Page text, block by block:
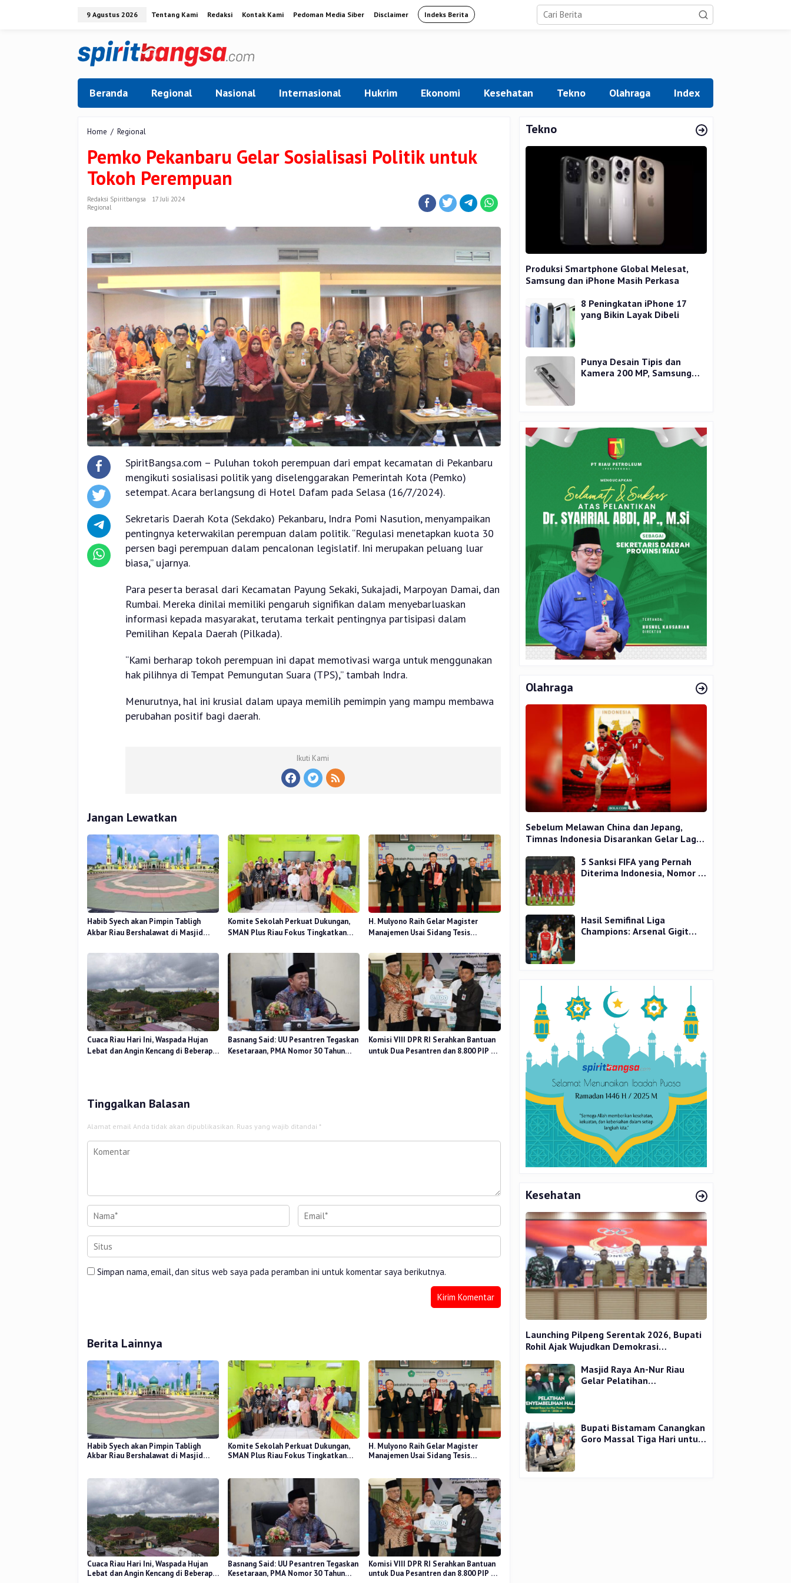
9 Agustus 2026 Tentang Kami Redaksi Kontak Kami Pedoman Media Siber Disclaimer Indeks Berita
Beranda Regional Nasional Internasional Hukrim Ekonomi Kesehatan Tekno Olahraga Index
Home / Regional
Gelar
Sosialisasi
Politik
untuk
Tokoh
Pemko Pekanbaru Gelar Sosialisasi Politik untuk
Tokoh Perempuan
Redaksi Spiritbangsa
17 Juli 2024
Regional
SpiritBangsa.com – Puluhan tokoh perempuan dari empat kecamatan di Pekanbaru
mengikuti sosialisasi politik yang diselenggarakan Pemerintah Kota (Pemko)
setempat. Acara berlangsung di Hotel Dafam pada Selasa (16/7/2024).
Sekretaris Daerah Kota (Sekdako) Pekanbaru, Indra Pomi Nasution, menyampaikan
pentingnya keterwakilan perempuan dalam politik. “Regulasi menetapkan kuota 30
persen bagi perempuan dalam pencalonan legislatif. Ini merupakan peluang luar
biasa,” ujarnya.
Para peserta berasal dari Kecamatan Payung Sekaki, Sukajadi, Marpoyan Damai, dan
Rumbai. Mereka dinilai memiliki pengaruh signifikan dalam menyebarluaskan
informasi kepada masyarakat, terutama terkait pentingnya partisipasi dalam
Pemilihan Kepala Daerah (Pilkada).
“Kami berharap tokoh perempuan ini dapat memotivasi warga untuk menggunakan
hak pilihnya di Tempat Pemungutan Suara (TPS),” tambah Indra.
Menurutnya, hal ini krusial dalam upaya memilih pemimpin yang mampu membawa
perubahan positif bagi daerah.
Ikuti Kami
Jangan Lewatkan
Habib Syech akan Pimpin Tabligh
Akbar Riau Bershalawat di Masjid
Komite Sekolah Perkuat Dukungan,
SMAN Plus Riau Fokus Tingkatkan
H. Mulyono Raih Gelar Magister
Manajemen Usai Sidang Tesis
Kerja
Cuaca Riau Hari Ini, Waspada Hujan
Lebat dan Angin Kencang di Beberapa
Basnang Said: UU Pesantren Tegaskan
Kesetaraan, PMA Nomor 30 Tahun
Komisi VIII DPR RI Serahkan Bantuan
untuk Dua Pesantren dan 8.800 PIP di
Tinggalkan Balasan
Alamat email Anda tidak akan dipublikasikan. Ruas yang wajib ditandai *
Simpan nama, email, dan situs web saya pada peramban ini untuk komentar saya berikutnya.
Berita Lainnya
Habib Syech akan Pimpin Tabligh
Akbar Riau Bershalawat di Masjid
Komite Sekolah Perkuat Dukungan,
SMAN Plus Riau Fokus Tingkatkan
H. Mulyono Raih Gelar Magister
Manajemen Usai Sidang Tesis
Cuaca Riau Hari Ini, Waspada Hujan
Lebat dan Angin Kencang di Beberapa
Basnang Said: UU Pesantren Tegaskan
Kesetaraan, PMA Nomor 30 Tahun
Komisi VIII DPR RI Serahkan Bantuan
untuk Dua Pesantren dan 8.800 PIP di
Tekno
Produksi Smartphone Global Melesat,
Samsung dan iPhone Masih Perkasa
8 Peningkatan iPhone 17
yang Bikin Layak Dibeli
Punya Desain Tipis dan
Kamera 200 MP, Samsung
Olahraga
Sebelum Melawan China dan Jepang,
Timnas Indonesia Disarankan Gelar Laga
5 Sanksi FIFA yang Pernah
Diterima Indonesia, Nomor 1
Hasil Semifinal Liga
Champions: Arsenal Gigit
Kesehatan
Launching Pilpeng Serentak 2026, Bupati
Rohil Ajak Wujudkan Demokrasi
Masjid Raya An-Nur Riau
Gelar Pelatihan
Bupati Bistamam Canangkan
Goro Massal Tiga Hari untuk